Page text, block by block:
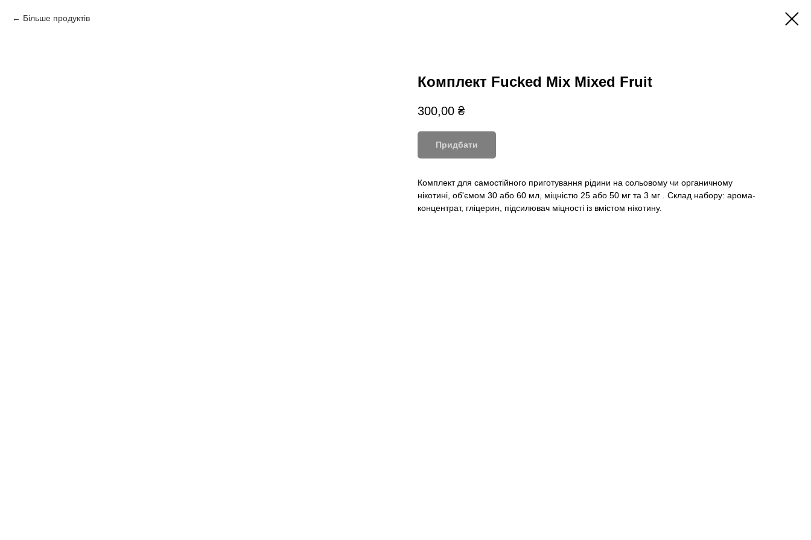
Більше продуктів
Комплект Fucked Mix Mixed Fruit
300,00 ₴
Придбати
Комплект для самостійного приготування рідини на сольовому чи органичному
нікотині, об'ємом 30 або 60 мл, міцністю 25 або 50 мг та 3 мг . Склад набору: арома-
концентрат, гліцерин, підсилювач міцності із вмістом нікотину.